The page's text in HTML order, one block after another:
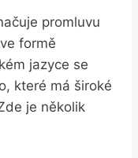
promluvu
formě
jazyce se⁣
které má široké
je několik